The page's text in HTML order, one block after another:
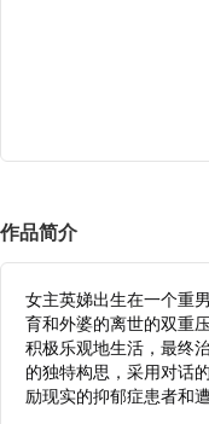
作品简介
女主英娣出生在一个重
育和外婆的离世的双重
积极乐观地生活，最终
的独特构思，采用对话
励现实的抑郁症患者和